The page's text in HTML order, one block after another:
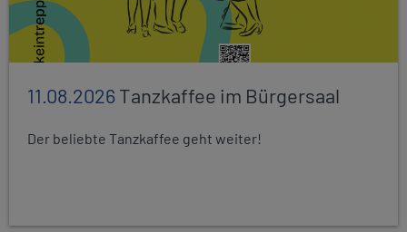
11.08.2026Tanzkaffee im Bürgersaal
Der beliebte Tanzkaffee geht weiter!